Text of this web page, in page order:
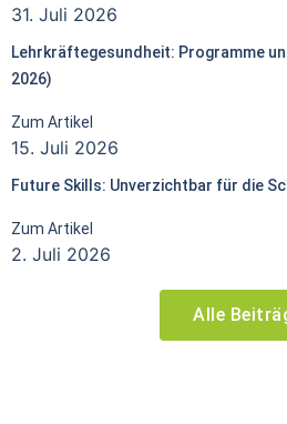
31. Juli 2026
Lehrkräftegesundheit: Programme
2026)
Zum Artikel
15. Juli 2026
Future Skills: Unverzichtbar für die
Zum Artikel
2. Juli 2026
Alle